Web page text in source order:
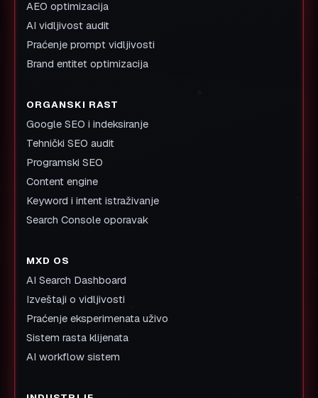
AEO optimizacija
AI vidljivost audit
Praćenje prompt vidljivosti
Brand entitet optimizacija
ORGANSKI RAST
Google SEO i indeksiranje
Tehnički SEO audit
Programski SEO
Content engine
Keyword i intent istraživanje
Search Console oporavak
MXD OS
AI Search Dashboard
Izveštaji o vidljivosti
Praćenje eksperimenata uživo
Sistem rasta klijenata
AI workflow sistem